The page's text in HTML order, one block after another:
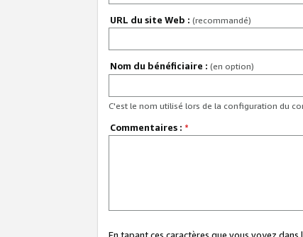
URL du site Web : (recommandé)
Nom du bénéficiaire : (en option)
C'est le nom utilisé lors de la configuration du
Commentaires : *